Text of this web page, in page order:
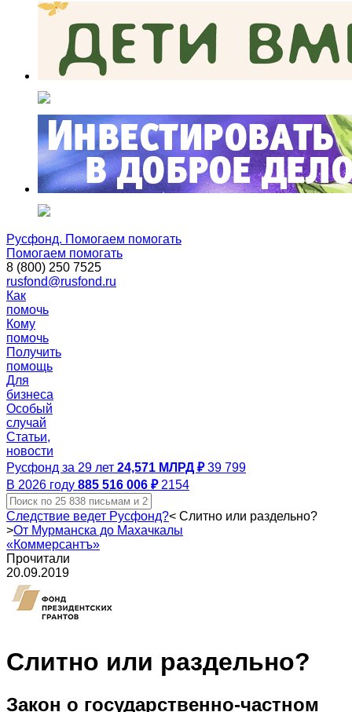
Русфонд. Помогаем помогать
Помогаем помогать
8 (800) 250 7525
rusfond@rusfond.ru
Как
помочь
Кому
помочь
Получить
помощь
Для
бизнеса
Особый
случай
Статьи,
новости
Русфонд за 29 лет 24,571 МЛРД ₽ 39 799
В 2026 году 885 516 006 ₽ 2154
Следствие ведет Русфонд?< Слитно или раздельно?
>От Мурманска до Махачкалы
«Коммерсантъ»
Прочитали
20.09.2019
Слитно или раздельно?
Закон о государственно-частном